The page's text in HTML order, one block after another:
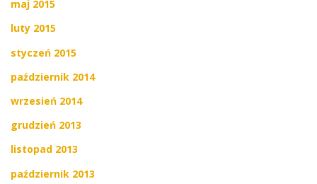
maj 2015
luty 2015
styczeń 2015
październik 2014
wrzesień 2014
grudzień 2013
listopad 2013
październik 2013